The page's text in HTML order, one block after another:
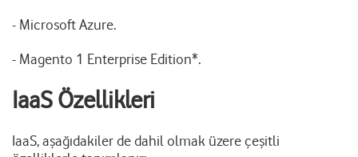
- Microsoft Azure.
- Magento 1 Enterprise Edition*.
IaaS Özellikleri
IaaS, aşağıdakiler de dahil olmak üzere çeşitli